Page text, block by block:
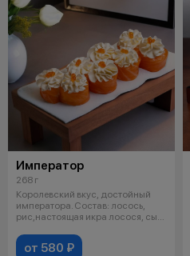
Император
268 г
Королевский вкус, достойный
императора. Состав: лосось,
рис,настоящая икра лосося, сыр
от 580 ₽